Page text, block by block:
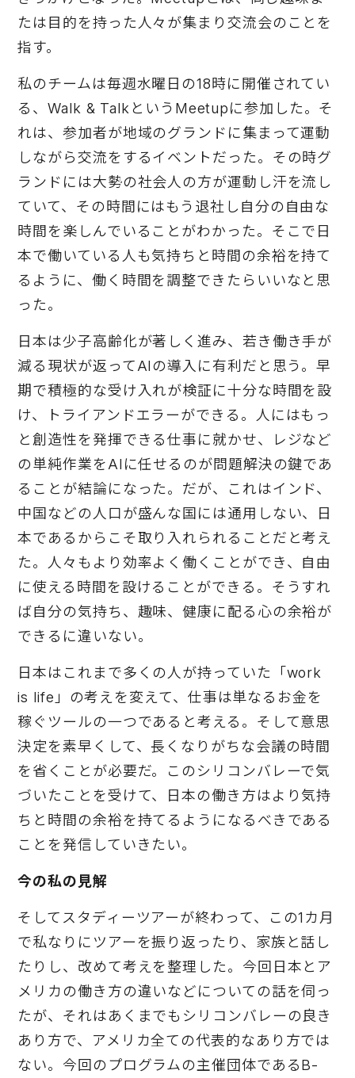
たは目的を持った人々が集まり交流会のことを
指す。
私のチームは毎週水曜日の18時に開催されてい
る、Walk & TalkというMeetupに参加した。そ
れは、参加者が地域のグランドに集まって運動
しながら交流をするイベントだった。その時グ
ランドには大勢の社会人の方が運動し汗を流し
ていて、その時間にはもう退社し自分の自由な
時間を楽しんでいることがわかった。そこで日
本で働いている人も気持ちと時間の余裕を持て
るように、働く時間を調整できたらいいなと思
った。
日本は少子高齢化が著しく進み、若き働き手が
減る現状が返ってAIの導入に有利だと思う。早
期で積極的な受け入れが検証に十分な時間を設
け、トライアンドエラーができる。人にはもっ
と創造性を発揮できる仕事に就かせ、レジなど
の単純作業をAIに任せるのが問題解決の鍵であ
ることが結論になった。だが、これはインド、
中国などの人口が盛んな国には通用しない、日
本であるからこそ取り入れられることだと考え
た。人々もより効率よく働くことができ、自由
に使える時間を設けることができる。そうすれ
ば自分の気持ち、趣味、健康に配る心の余裕が
できるに違いない。
日本はこれまで多くの人が持っていた「work
is life」の考えを変えて、仕事は単なるお金を
稼ぐツールの一つであると考える。そして意思
決定を素早くして、長くなりがちな会議の時間
を省くことが必要だ。このシリコンバレーで気
づいたことを受けて、日本の働き方はより気持
ちと時間の余裕を持てるようになるべきである
ことを発信していきたい。
今の私の見解
そしてスタディーツアーが終わって、この1カ月
で私なりにツアーを振り返ったり、家族と話し
たりし、改めて考えを整理した。今回日本とア
メリカの働き方の違いなどについての話を伺っ
たが、それはあくまでもシリコンバレーの良き
あり方で、アメリカ全ての代表的なあり方では
ない。今回のプログラムの主催団体であるB-